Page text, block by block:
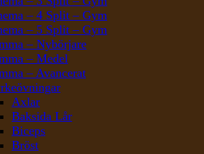
– 4 Split – Gym
– 5 Split – Gym
– Nybörjare
– Medel
– Avancerat
Axlar
Baksida Lår
Biceps
Bröst